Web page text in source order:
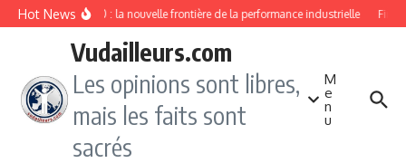
Aller au contenu
Hot News
Industrie 4.0 : la nouvelle frontière de la performance industrielle
Vudailleurs.com
Les opinions sont libres,
mais les faits sont
sacrés
M
e
n
u